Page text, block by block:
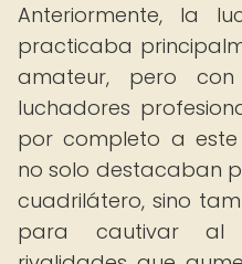
Anteriormente, la
practicaba
amateur, pero
luchadores
por completo a este
no solo destacaban
cuadrilátero, sino
para cautivar al